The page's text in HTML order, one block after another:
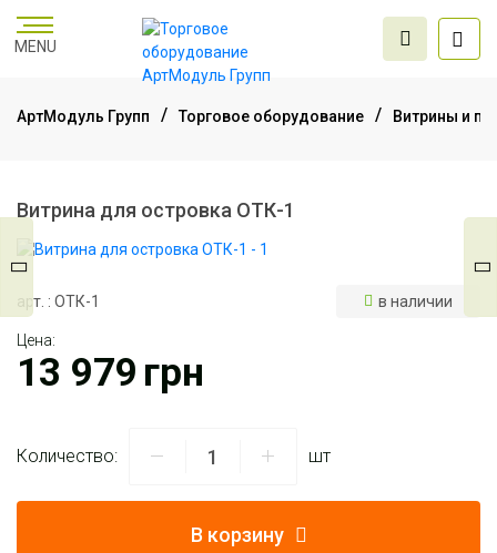
MENU
оборудование
проектирования
АртМодуль Групп Торговое оборудование Витрины и
Витрина для островка ОТК-1
арт. : ОТК-1 в наличии
Цена:
13 979 грн
Количество: шт
В корзину